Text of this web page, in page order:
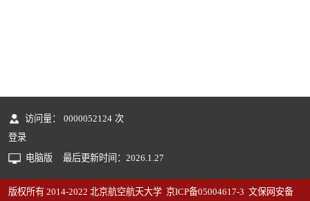
访问量： 0000052124 次
登录
电脑版
最后更新时间： 2026 1 27
版权所有 2014-2022 北京航空航天大学 京ICP备05004617-3 文保网安备